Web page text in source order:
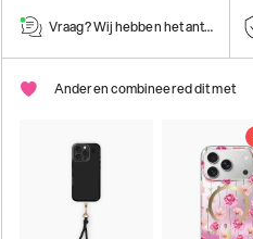
Vraag? Wij hebben het antwoord!
Anderen combineered dit met